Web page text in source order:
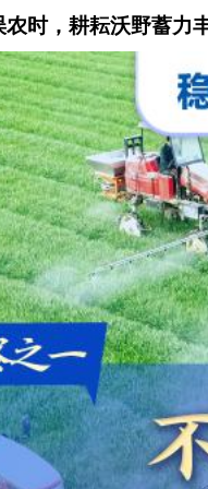
时，耕耘沃野蓄力